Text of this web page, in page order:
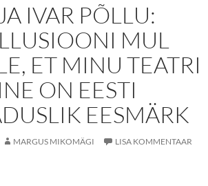
IVAR PÕLLU:
MUL
ET MINU TEATRI
ON EESTI
EESMÄRK
MARGUS MIKOMÄGI LISA KOMMENTAAR